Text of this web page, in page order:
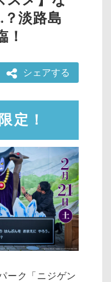
淡路島
！
シェアする
定！
ーク「ニジゲン